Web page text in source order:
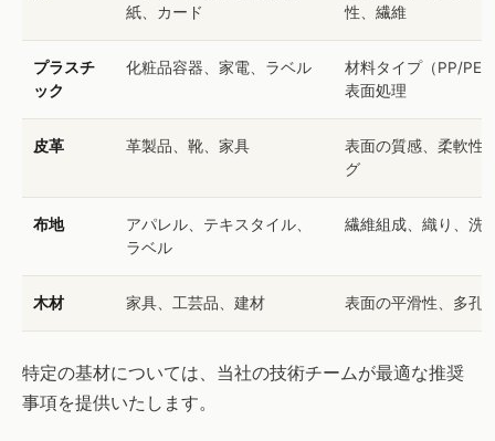
紙、カード
性、繊維
プラスチ
ック
化粧品容器、家電、ラベル
材料タイプ（PP/PE/
表面処理
皮革 革製品、靴、家具
表面の質感、柔軟性
グ
布地
アパレル、テキスタイル、
ラベル
繊維組成、織り、洗
木材 家具、工芸品、建材 表面の平滑性、多孔
特定の基材については、当社の技術チームが最適な推奨
事項を提供いたします。